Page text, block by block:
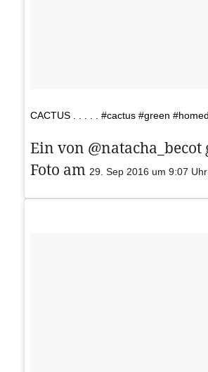
CACTUS . . . . . #cactus #green
Ein von @natacha_becot
Foto am 29. Sep 2016 um 9:07 Uhr